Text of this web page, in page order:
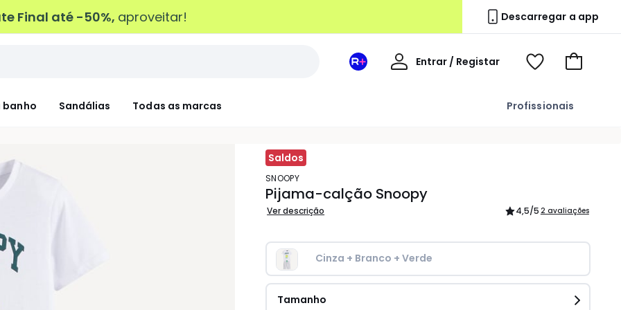
Final até -50%, aproveitar! Descarregar a app
banho Sandálias Todas as marcas Profissionais
Espaço
Entrar / Registar
Voir
Ir
carrinho
Saldos
SNOOPY
Pijama-calção Snoopy
Ver descrição 4,5/5 2 avaliações
Cinza + Branco + Verde
Tamanho